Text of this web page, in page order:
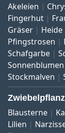
Akeleien
Fingerhut
Gräser
Heide
Pfingstrosen
Schafgarbe
Sonnenblumen
Stockmalven
Blausterne
Lilien